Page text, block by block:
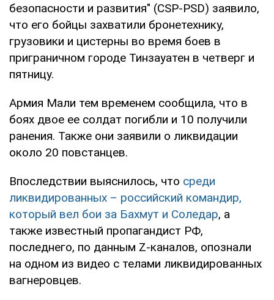
безопасности и развития" (CSP-PSD) заявило,
что его бойцы захватили бронетехнику,
грузовики и цистерны во время боев в
приграничном городе Тинзауатен в четверг и
пятницу.
Армия Мали тем временем сообщила, что в
боях двое ее солдат погибли и 10 получили
ранения. Также они заявили о ликвидации
около 20 повстанцев.
Впоследствии выяснилось, что среди
ликвидированных – российский командир,
который вел бои за Бахмут и Соледар, а
также известный пропагандист РФ,
последнего, по данным Z-каналов, опознали
на одном из видео с телами ликвидированных
вагнеровцев.